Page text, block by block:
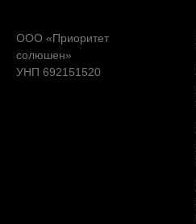
ООО «Приоритет
солюшен»
УНП 692151520